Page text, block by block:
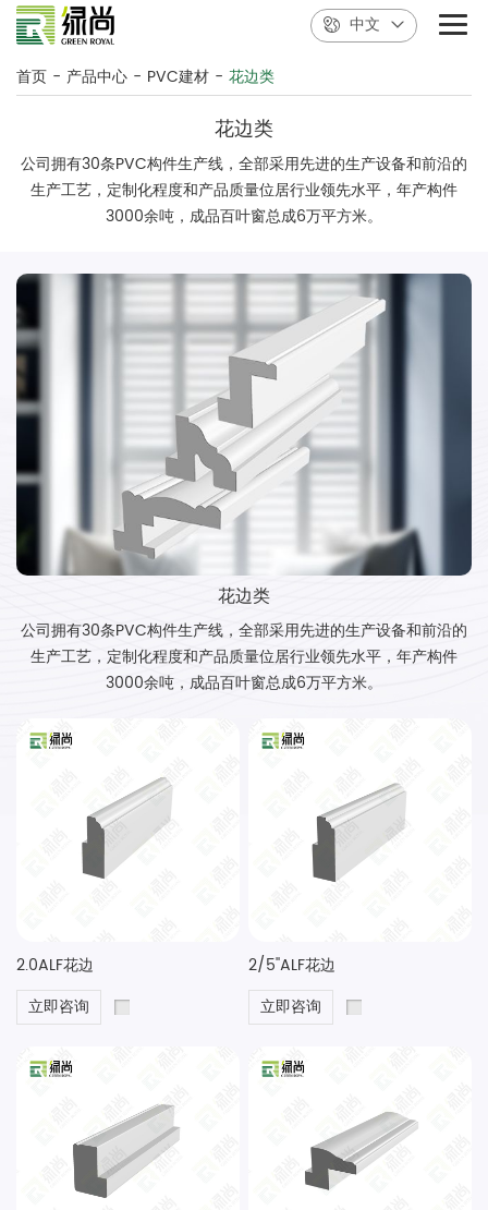
中文
首页 - 产品中心 - PVC建材 - 花边类
花边类
公司拥有30条PVC构件生产线，全部采用先进的生产设备和前沿的
生产工艺，定制化程度和产品质量位居行业领先水平，年产构件
3000余吨，成品百叶窗总成6万平方米。
花边类
公司拥有30条PVC构件生产线，全部采用先进的生产设备和前沿的
生产工艺，定制化程度和产品质量位居行业领先水平，年产构件
3000余吨，成品百叶窗总成6万平方米。
2.0ALF花边
立即咨询
2/5''ALF花边
立即咨询